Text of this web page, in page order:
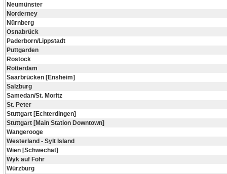
Neumünster
Norderney
Nürnberg
Osnabrück
Paderborn/Lippstadt
Puttgarden
Rostock
Rotterdam
Saarbrücken [Ensheim]
Salzburg
Samedan/St. Moritz
St. Peter
Stuttgart [Echterdingen]
Stuttgart [Main Station Downtown]
Wangerooge
Westerland - Sylt Island
Wien [Schwechat]
Wyk auf Föhr
Würzburg